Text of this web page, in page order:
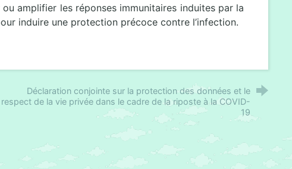
amplifier les réponses immunitaires induites par la
induire une protection précoce contre l’infection.
Déclaration conjointe sur la protection des données et le
respect de la vie privée dans le cadre de la riposte à la COVID-
19